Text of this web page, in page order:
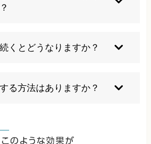
ょう。
くとどうなりますか？
る方法はありますか？